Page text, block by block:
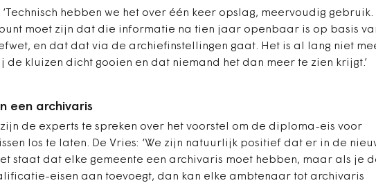
‘Technisch hebben we het over één keer opslag, meervoudig gebruik.
moet zijn dat die informatie na tien jaar openbaar is op basis
en dat dat via de archiefinstellingen gaat. Het is al lang niet
de kluizen dicht gooien en dat niemand het dan meer te zien krijgt.’
een archivaris
zijn de experts te spreken over het voorstel om de diploma-eis voor
los te laten. De Vries: ‘We zijn natuurlijk positief dat er in de
staat dat elke gemeente een archivaris moet hebben, maar als je
eisen aan toevoegt, dan kan elke ambtenaar tot archivaris